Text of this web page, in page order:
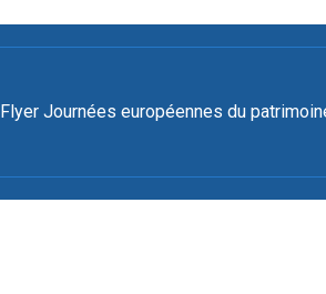
Flyer Journées européennes du